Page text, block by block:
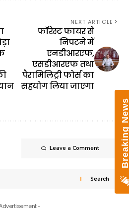
NEXT ARTICLE
फॉरेस्ट फायर से
निपटने में
एनडीआरएफ,
एसडीआरएफ तथा
पैरामिलिट्री फोर्स का
सहयोग लिया जाएगा
Leave a Comment
Search
-